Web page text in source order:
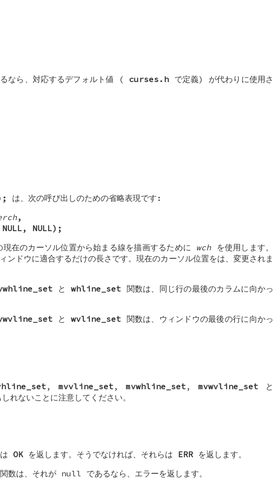
なら、対応するデフォルト値 ( curses.h で定義) が代わりに使用さ
は、次の呼び出しのための省略表現です:
,
NULL);
在のカーソル位置から始まる線を描画するために wch を使用します。
ンドウに適合するだけの長さです。現在のカーソル位置をは、変更されま
とwhline_set 関数は、同じ行の最後のカラムに向かっ
とwvline_set 関数は、ウィンドウの最後の行に向かっ
, mvvline_set , mvwhline_set , mvwvline_set と
れないことに注意してください。
OK を返します。そうでなければ、それらは ERR を返します。
数は、それが null であるなら、エラーを返します。